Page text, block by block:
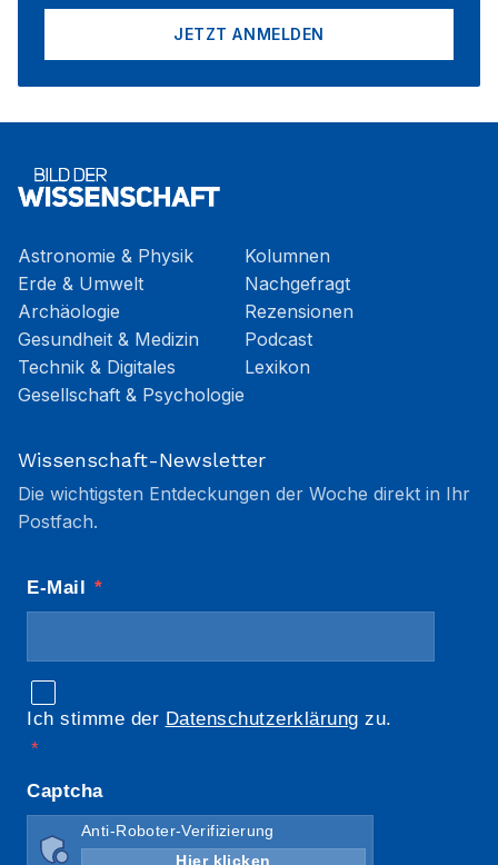
JETZT ANMELDEN
Astronomie & Physik
Erde & Umwelt
Archäologie
Gesundheit & Medizin
Technik & Digitales
Gesellschaft & Psychologie
Kolumnen
Nachgefragt
Rezensionen
Podcast
Lexikon
Wissenschaft-Newsletter
Die wichtigsten Entdeckungen der Woche direkt in Ihr
Postfach.